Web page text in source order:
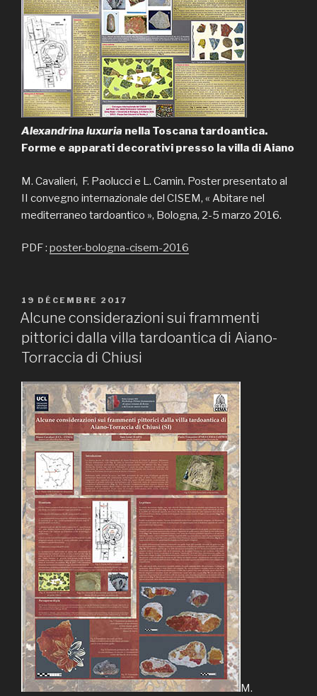
Alexandrina luxuria nella Toscana tardoantica.
Forme e apparati decorativi presso la villa di Aiano
M. Cavalieri, F. Paolucci e L. Camin. Poster presentato al
II convegno internazionale del CISEM, « Abitare nel
mediterraneo tardoantico », Bologna, 2-5 marzo 2016.
PDF : poster-bologna-cisem-2016
PUBLIÉ
LE
19 DÉCEMBRE 2017
Alcune considerazioni sui frammenti
pittorici dalla villa tardoantica di Aiano-
Torraccia di Chiusi
M.